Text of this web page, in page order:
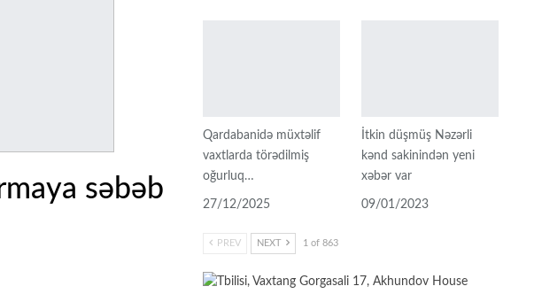
səbəb
Qardabanidə müxtəlif
vaxtlarda törədilmiş
oğurluq…
27/12/2025
İtkin düşmüş Nəzərli
kənd sakinindən yeni
xəbər var
09/01/2023
PREV NEXT 1 of 863